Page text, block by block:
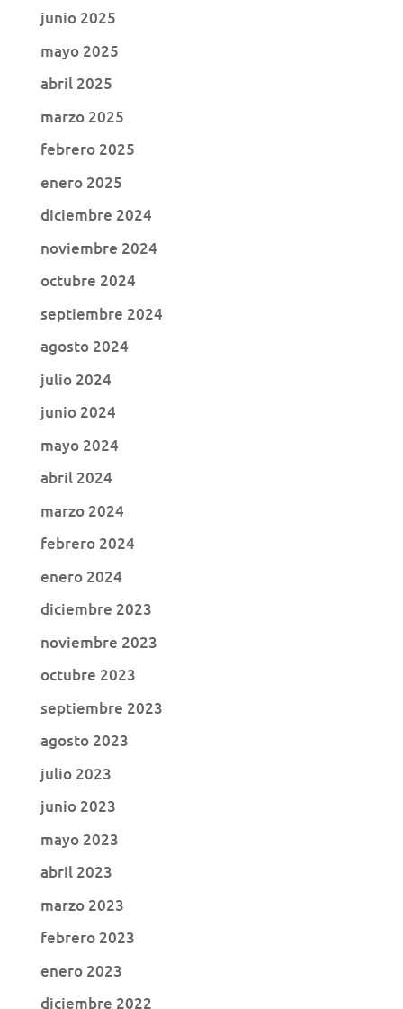
junio 2025
mayo 2025
abril 2025
marzo 2025
febrero 2025
enero 2025
diciembre 2024
noviembre 2024
octubre 2024
septiembre 2024
agosto 2024
julio 2024
junio 2024
mayo 2024
abril 2024
marzo 2024
febrero 2024
enero 2024
diciembre 2023
noviembre 2023
octubre 2023
septiembre 2023
agosto 2023
julio 2023
junio 2023
mayo 2023
abril 2023
marzo 2023
febrero 2023
enero 2023
diciembre 2022